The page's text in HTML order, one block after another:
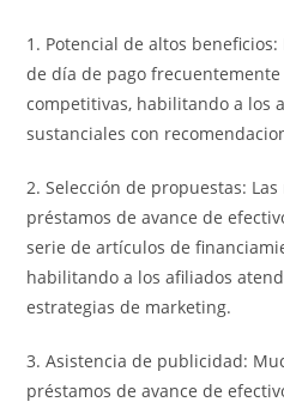
1. Potencial de altos
de día de pago
competitivas, habilitando a los
sustanciales con
2. Selección de propuestas:
préstamos de avance de
serie de artículos de
habilitando a los afiliados
estrategias de marketing.
3. Asistencia de publicidad:
préstamos de avance de